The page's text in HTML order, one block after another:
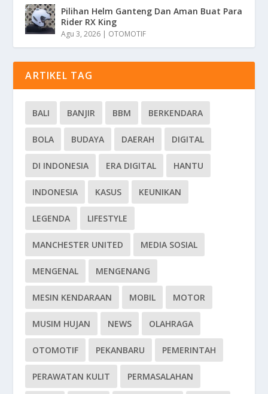
Pilihan Helm Ganteng Dan Aman Buat Para
Rider RX King
Agu 3, 2026 | OTOMOTIF
ARTIKEL TAG
BALI BANJIR BBM BERKENDARA
BOLA BUDAYA DAERAH DIGITAL
DI INDONESIA ERA DIGITAL HANTU
INDONESIA KASUS KEUNIKAN
LEGENDA LIFESTYLE
MANCHESTER UNITED MEDIA SOSIAL
MENGENAL MENGENANG
MESIN KENDARAAN MOBIL MOTOR
MUSIM HUJAN NEWS OLAHRAGA
OTOMOTIF PEKANBARU PEMERINTAH
PERAWATAN KULIT PERMASALAHAN